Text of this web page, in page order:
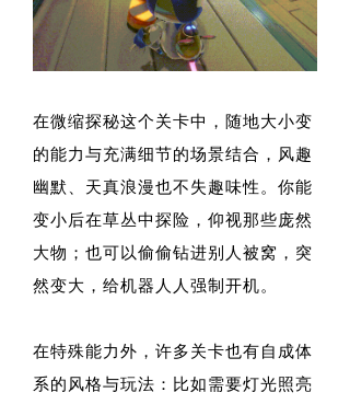
在微缩探秘这个关卡中，随地大小变
的能力与充满细节的场景结合，风趣
幽默、天真浪漫也不失趣味性。你能
变小后在草丛中探险，仰视那些庞然
大物；也可以偷偷钻进别人被窝，突
然变大，给机器人人强制开机。
在特殊能力外，许多关卡也有自成体
系的风格与玩法：比如需要灯光照亮